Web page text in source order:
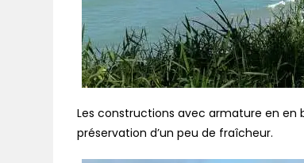
Les constructions avec armature en
préservation d’un peu de fraîcheur.